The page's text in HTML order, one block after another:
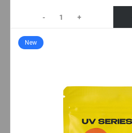
- +
New